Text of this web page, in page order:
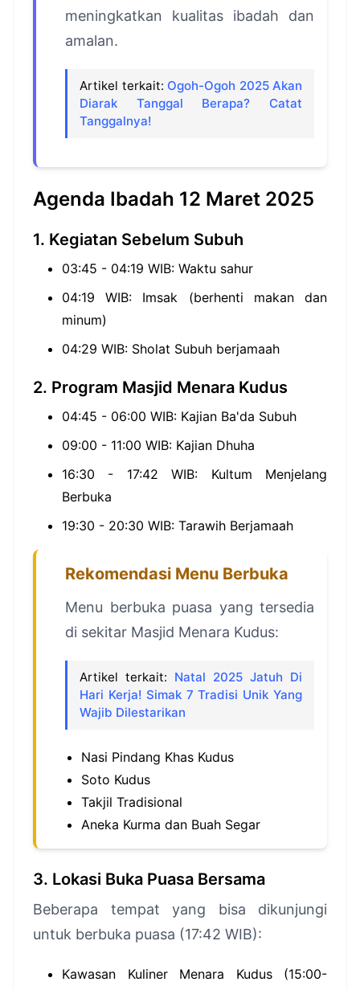
meningkatkan kualitas ibadah dan
amalan.
Artikel terkait: Ogoh-Ogoh 2025 Akan
Diarak Tanggal Berapa? Catat
Tanggalnya!
Agenda Ibadah 12 Maret 2025
1. Kegiatan Sebelum Subuh
03:45 - 04:19 WIB: Waktu sahur
04:19 WIB: Imsak (berhenti makan dan
minum)
04:29 WIB: Sholat Subuh berjamaah
2. Program Masjid Menara Kudus
04:45 - 06:00 WIB: Kajian Ba'da Subuh
09:00 - 11:00 WIB: Kajian Dhuha
16:30 - 17:42 WIB: Kultum Menjelang
Berbuka
19:30 - 20:30 WIB: Tarawih Berjamaah
Rekomendasi Menu Berbuka
Menu berbuka puasa yang tersedia
di sekitar Masjid Menara Kudus:
Artikel terkait: Natal 2025 Jatuh Di
Hari Kerja! Simak 7 Tradisi Unik Yang
Wajib Dilestarikan
Nasi Pindang Khas Kudus
Soto Kudus
Takjil Tradisional
Aneka Kurma dan Buah Segar
3. Lokasi Buka Puasa Bersama
Beberapa tempat yang bisa dikunjungi
untuk berbuka puasa (17:42 WIB):
Kawasan Kuliner Menara Kudus (15:00-